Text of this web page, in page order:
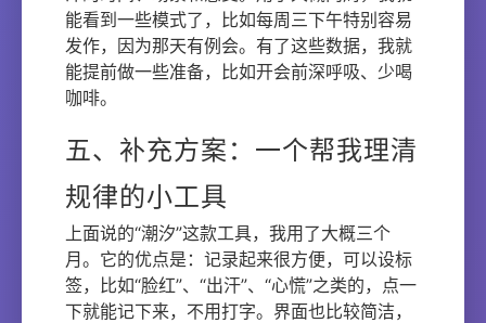
能看到一些模式了，比如每周三下午特别容易
发作，因为那天有例会。有了这些数据，我就
能提前做一些准备，比如开会前深呼吸、少喝
咖啡。
五、补充方案：一个帮我理清
规律的小工具
上面说的“潮汐”这款工具，我用了大概三个
月。它的优点是：记录起来很方便，可以设标
签，比如“脸红”、“出汗”、“心慌”之类的，点一
下就能记下来，不用打字。界面也比较简洁，